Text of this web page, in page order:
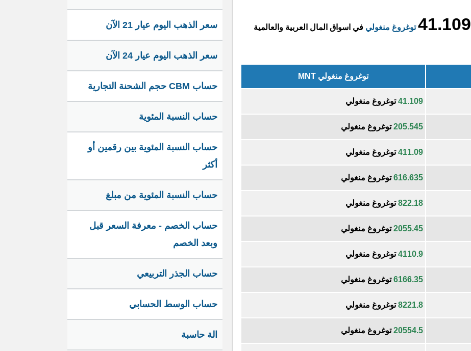
41.109 توغروغ منغولي في اسواق المال العربية والعالمية
توغروغ منغولي MNT
41.109توغروغ منغولي
205.545توغروغ منغولي
411.09توغروغ منغولي
616.635توغروغ منغولي
822.18توغروغ منغولي
2055.45توغروغ منغولي
4110.9توغروغ منغولي
6166.35توغروغ منغولي
8221.8توغروغ منغولي
20554.5توغروغ منغولي
سعر الذهب اليوم عيار 21 الآن
سعر الذهب اليوم عيار 24 الآن
حساب CBM حجم الشحنة التجارية
حساب النسبة المئوية
حساب النسبة المئوية بين رقمين أو
أكثر
حساب النسبة المئوية من مبلغ
حساب الخصم - معرفة السعر قبل
وبعد الخصم
حساب الجذر التربيعي
حساب الوسط الحسابي
الة حاسبة